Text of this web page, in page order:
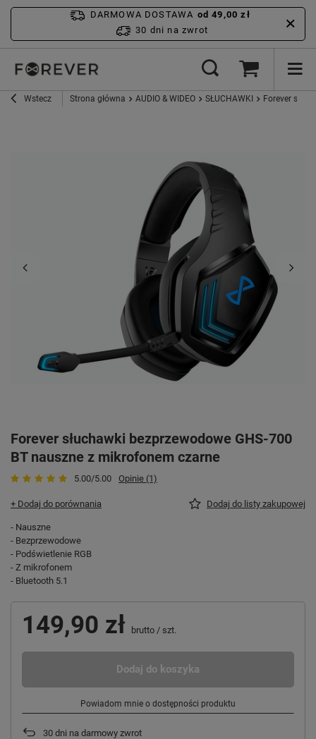
DARMOWA DOSTAWA od 49,00 zł
30 dni na zwrot
Wstecz Strona główna AUDIO & WIDEO SŁUCHAWKI Forever
Forever słuchawki bezprzewodowe GHS-700
BT nauszne z mikrofonem czarne
5.00/5.00 Opinie (1)
+ Dodaj do porównania Dodaj do listy zakupowej
- Nauszne
- Bezprzewodowe
- Podświetlenie RGB
- Z mikrofonem
- Bluetooth 5.1
149,90 zł brutto / szt.
Dodaj do koszyka
Powiadom mnie o dostępności produktu
30 dni na darmowy zwrot